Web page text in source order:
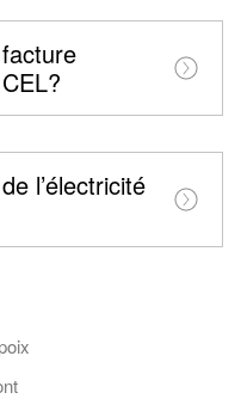
l’électricité